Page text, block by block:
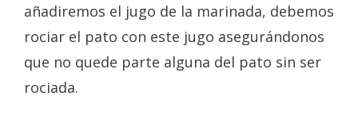
añadiremos el jugo de la marinada, debemos
rociar el pato con este jugo asegurándonos
que no quede parte alguna del pato sin ser
rociada.